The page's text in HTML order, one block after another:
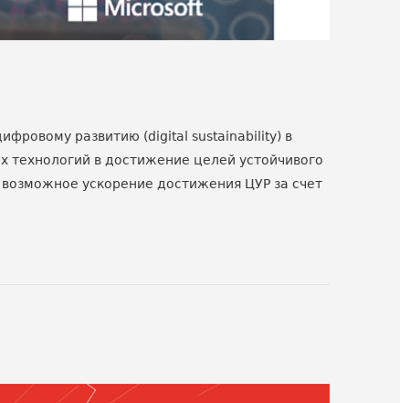
развитию (digital sustainability) в
в достижение целей устойчивого
ускорение достижения ЦУР за счет